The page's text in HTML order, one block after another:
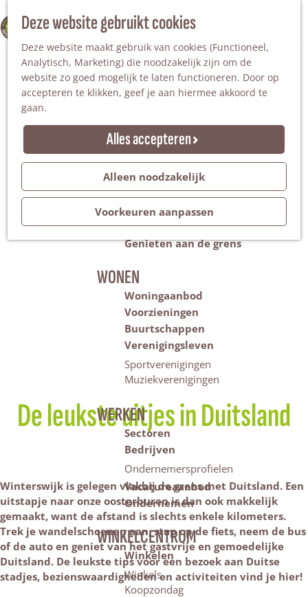
Deze website gebruikt cookies
Deze website maakt gebruik van cookies (Functioneel,
Analytisch, Marketing) die noodzakelijk zijn om de
website zo goed mogelijk te laten functioneren. Door op
accepteren te klikken, geef je aan hiermee akkoord te
gaan.
Alles accepteren
Alleen noodzakelijk
Voorkeuren aanpassen
100% WINTERSWIJK
Z
o
e
k
e
n
M
e
n
u
Natuurgebieden
Steengroeve
Tuinen en parken
Recreatieplas Het Hilgelo
Overnachten
Campings & vakantieparken
Vakantiehuizen
Groepsaccommodaties
Hotels
Evenementen
Restantendag
Volksfeest & Bloemencorso
Promotie evenementen
Genieten aan de grens
WONEN
Woningaanbod
Voorzieningen
Buurtschappen
Verenigingsleven
Sportverenigingen
Muziekverenigingen
WERKEN
Sectoren
Bedrijven
Ondernemersprofielen
Vacatureaanbod
Ondernemen
WINKELCENTRUM
Winkelen
Winkels
Koopzondag
De leukste uitjes in Duitsland
Winterswijk is gelegen vlakbij de grens met Duitsland. Een
uitstapje naar onze oosterburen is dan ook makkelijk
gemaakt, want de afstand is slechts enkele kilometers.
Trek je wandelschoenen aan, stap op de fiets, neem de bus
of de auto en geniet van het gastvrije en gemoedelijke
Duitsland. De leukste tips voor een bezoek aan Duitse
stadjes, bezienswaardigheden en activiteiten vind je hier!